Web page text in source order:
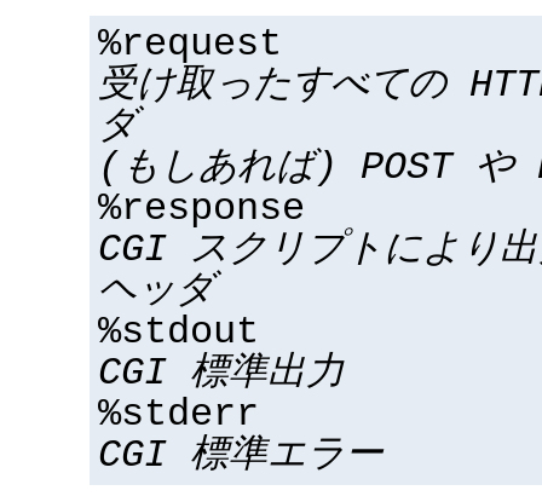
%request
受け取ったすべての
ダ
(もしあれば) POST や
%response
CGI スクリプトにより
ヘッダ
%stdout
CGI 標準出力
%stderr
CGI 標準エラー